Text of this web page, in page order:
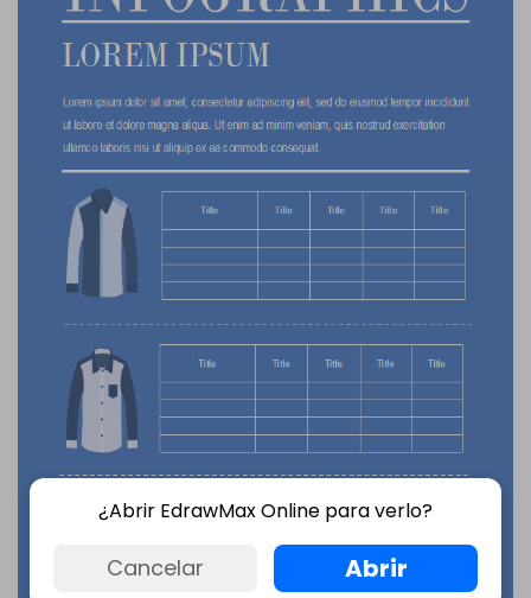
¿Abrir EdrawMax Online para verlo?
Cancelar Abrir